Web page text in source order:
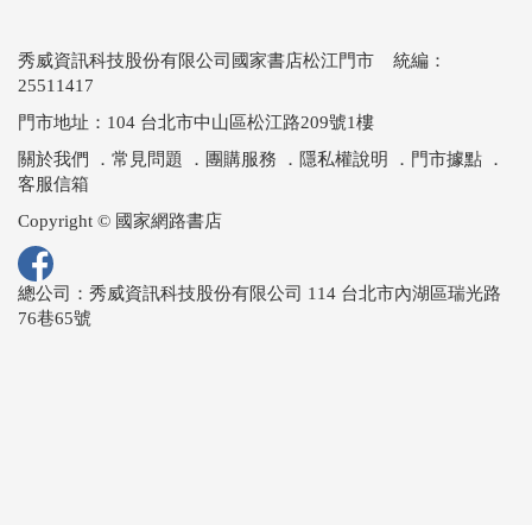
秀威資訊科技股份有限公司國家書店松江門市 統編：
25511417
門市地址：104 台北市中山區松江路209號1樓
關於我們
． 常見問題 ． 團購服務 ． 隱私權說明 ． 門市據點 ．
客服信箱
Copyright © 國家網路書店
總公司：秀威資訊科技股份有限公司 114 台北市內湖區瑞光路
76巷65號